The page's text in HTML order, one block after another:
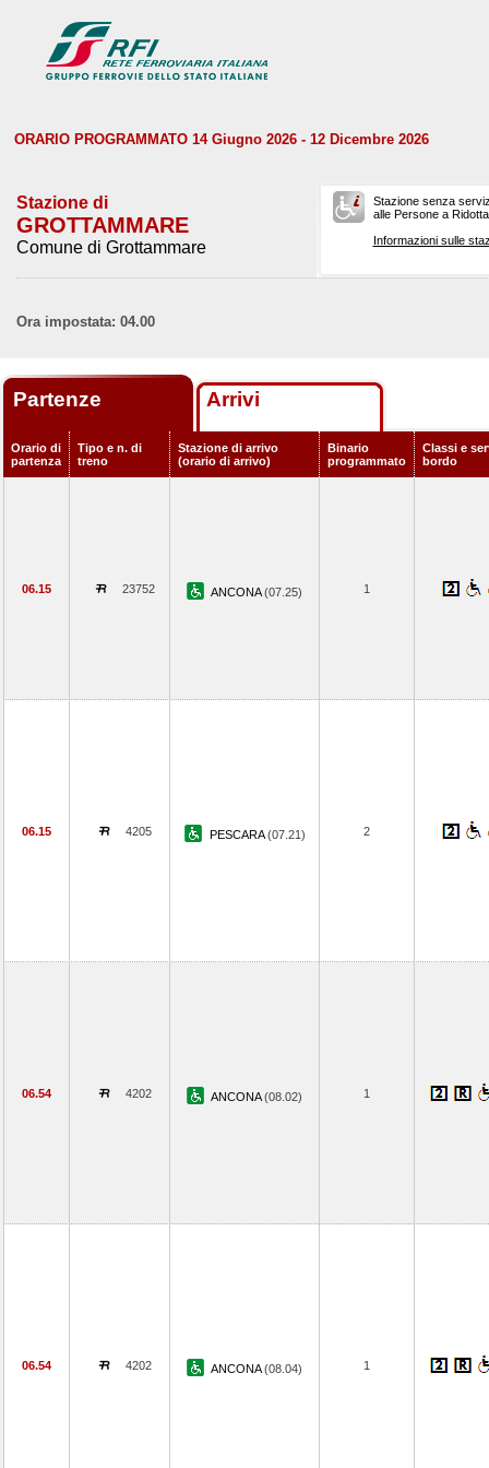
ORARIO PROGRAMMATO 14 Giugno 2026 - 12 Dicembre 2026
Stazione di
GROTTAMMARE
Comune di Grottammare
Stazione senza
alle Persone a
Informazioni sulle
Ora impostata: 04.00
Partenze Arrivi
Orario di
partenza
Tipo e n. di
treno
Stazione di arrivo
(orario di arrivo)
Binario
programmato
Classi e
bordo
06.15 23752 ANCONA(07.25) 1
06.15 4205 PESCARA(07.21) 2
06.54 4202 ANCONA(08.02) 1
06.54 4202 ANCONA(08.04) 1